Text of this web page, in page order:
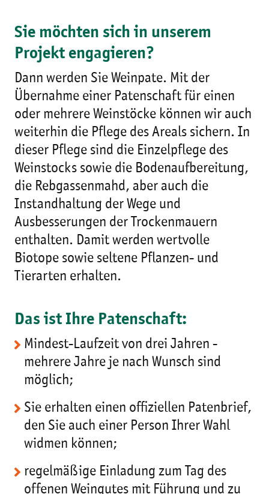
Sie möchten sich in unserem
Projekt engagieren?
Dann werden Sie Weinpate. Mit der
Übernahme einer Patenschaft für einen
oder mehrere Weinstöcke können wir auch
weiterhin die Pflege des Areals sichern. In
dieser Pflege sind die Einzelpflege des
Weinstocks sowie die Bodenaufbereitung,
die Rebgassenmahd, aber auch die
Instandhaltung der Wege und
Ausbesserungen der Trockenmauern
enthalten. Damit werden wertvolle
Biotope sowie seltene Pflanzen- und
Tierarten erhalten.
Das ist Ihre Patenschaft:
Mindest-Laufzeit von drei Jahren -
mehrere Jahre je nach Wunsch sind
möglich;
Sie erhalten einen offiziellen Patenbrief,
den Sie auch einer Person Ihrer Wahl
widmen können;
regelmäßige Einladung zum Tag des
offenen Weingutes mit Führung und zu